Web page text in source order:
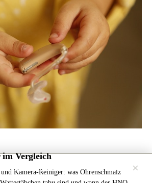
Vergleich
Kamera-Reiniger: was Ohrenschmalz
zuhause testen Jetzt testen → ×